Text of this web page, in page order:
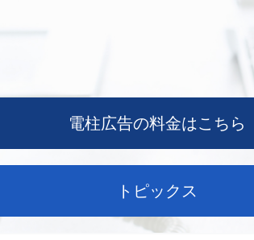
電柱広告の料金はこちら
トピックス